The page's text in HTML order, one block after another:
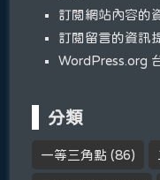
訂閱網站內容的
訂閱留言的資訊
WordPress.org
分類
一等三角點 (86)